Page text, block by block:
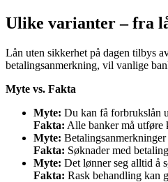
Ulike varianter – fra
Lån uten sikkerhet på dagen tilbys
betalingsanmerkning, vil vanlige
Myte vs. Fakta
Myte: Du kan få forbrukslån
Fakta: Alle banker må utføre
Myte:
Fakta: Søknader med
Myte: Det lønner seg alltid å
Fakta: Rask behandling kan